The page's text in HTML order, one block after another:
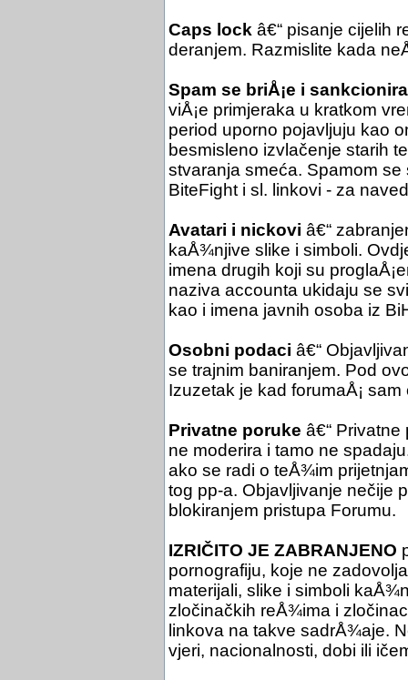
Caps lock â€“ pisanje cijelih
deranjem. Razmislite kada
Spam se briÅ¡e i sankcionira
viÅ¡e primjeraka u kratkom
period uporno pojavljuju kao
besmisleno izvlačenje starih
stvaranja smeća. Spamom
BiteFight i sl. linkovi - za
Avatari i nickovi â€“
kaÅ¾njive slike i simboli.
imena drugih koji su
naziva accounta ukidaju se
kao i imena javnih osoba iz
Osobni podaci â€“
se trajnim baniranjem. Pod
Izuzetak je kad forumaÅ¡
Privatne poruke â€“
ne moderira i tamo ne
ako se radi o teÅ¾im
tog pp-a. Objavljivanje nečije
blokiranjem pristupa Forumu.
IZRIČITO JE ZABRANJENO
pornografiju, koje ne
materijali, slike i simboli
zločinačkih reÅ¾ima i
linkova na takve sadrÅ¾aje.
vjeri, nacionalnosti, dobi ili